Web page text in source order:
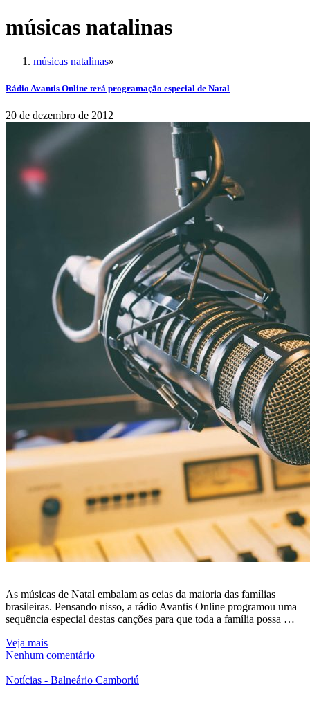
músicas natalinas
músicas natalinas»
Rádio Avantis Online terá programação especial de Natal
20 de dezembro de 2012
As músicas de Natal embalam as ceias da maioria das famílias
brasileiras. Pensando nisso, a rádio Avantis Online programou uma
sequência especial destas canções para que toda a família possa …
Veja mais
Nenhum comentário
Notícias - Balneário Camboriú